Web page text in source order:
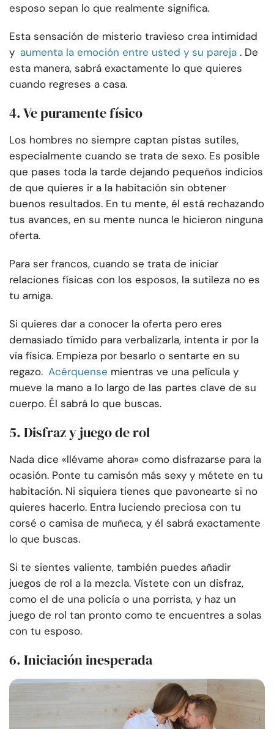
esposo sepan lo que realmente significa.
Esta sensación de misterio travieso crea intimidad
y aumenta la emoción entre usted y su pareja . De
esta manera, sabrá exactamente lo que quieres
cuando regreses a casa.
4. Ve puramente físico
Los hombres no siempre captan pistas sutiles,
especialmente cuando se trata de sexo. Es posible
que pases toda la tarde dejando pequeños indicios
de que quieres ir a la habitación sin obtener
buenos resultados. En tu mente, él está rechazando
tus avances, en su mente nunca le hicieron ninguna
oferta.
Para ser francos, cuando se trata de iniciar
relaciones físicas con los esposos, la sutileza no es
tu amiga.
Si quieres dar a conocer la oferta pero eres
demasiado tímido para verbalizarla, intenta ir por la
vía física. Empieza por besarlo o sentarte en su
regazo. Acérquense mientras ve una película y
mueve la mano a lo largo de las partes clave de su
cuerpo. Él sabrá lo que buscas.
5. Disfraz y juego de rol
Nada dice «llévame ahora» como disfrazarse para la
ocasión. Ponte tu camisón más sexy y métete en tu
habitación. Ni siquiera tienes que pavonearte si no
quieres hacerlo. Entra luciendo preciosa con tu
corsé o camisa de muñeca, y él sabrá exactamente
lo que buscas.
Si te sientes valiente, también puedes añadir
juegos de rol a la mezcla. Vístete con un disfraz,
como el de una policía o una porrista, y haz un
juego de rol tan pronto como te encuentres a solas
con tu esposo.
6. Iniciación inesperada